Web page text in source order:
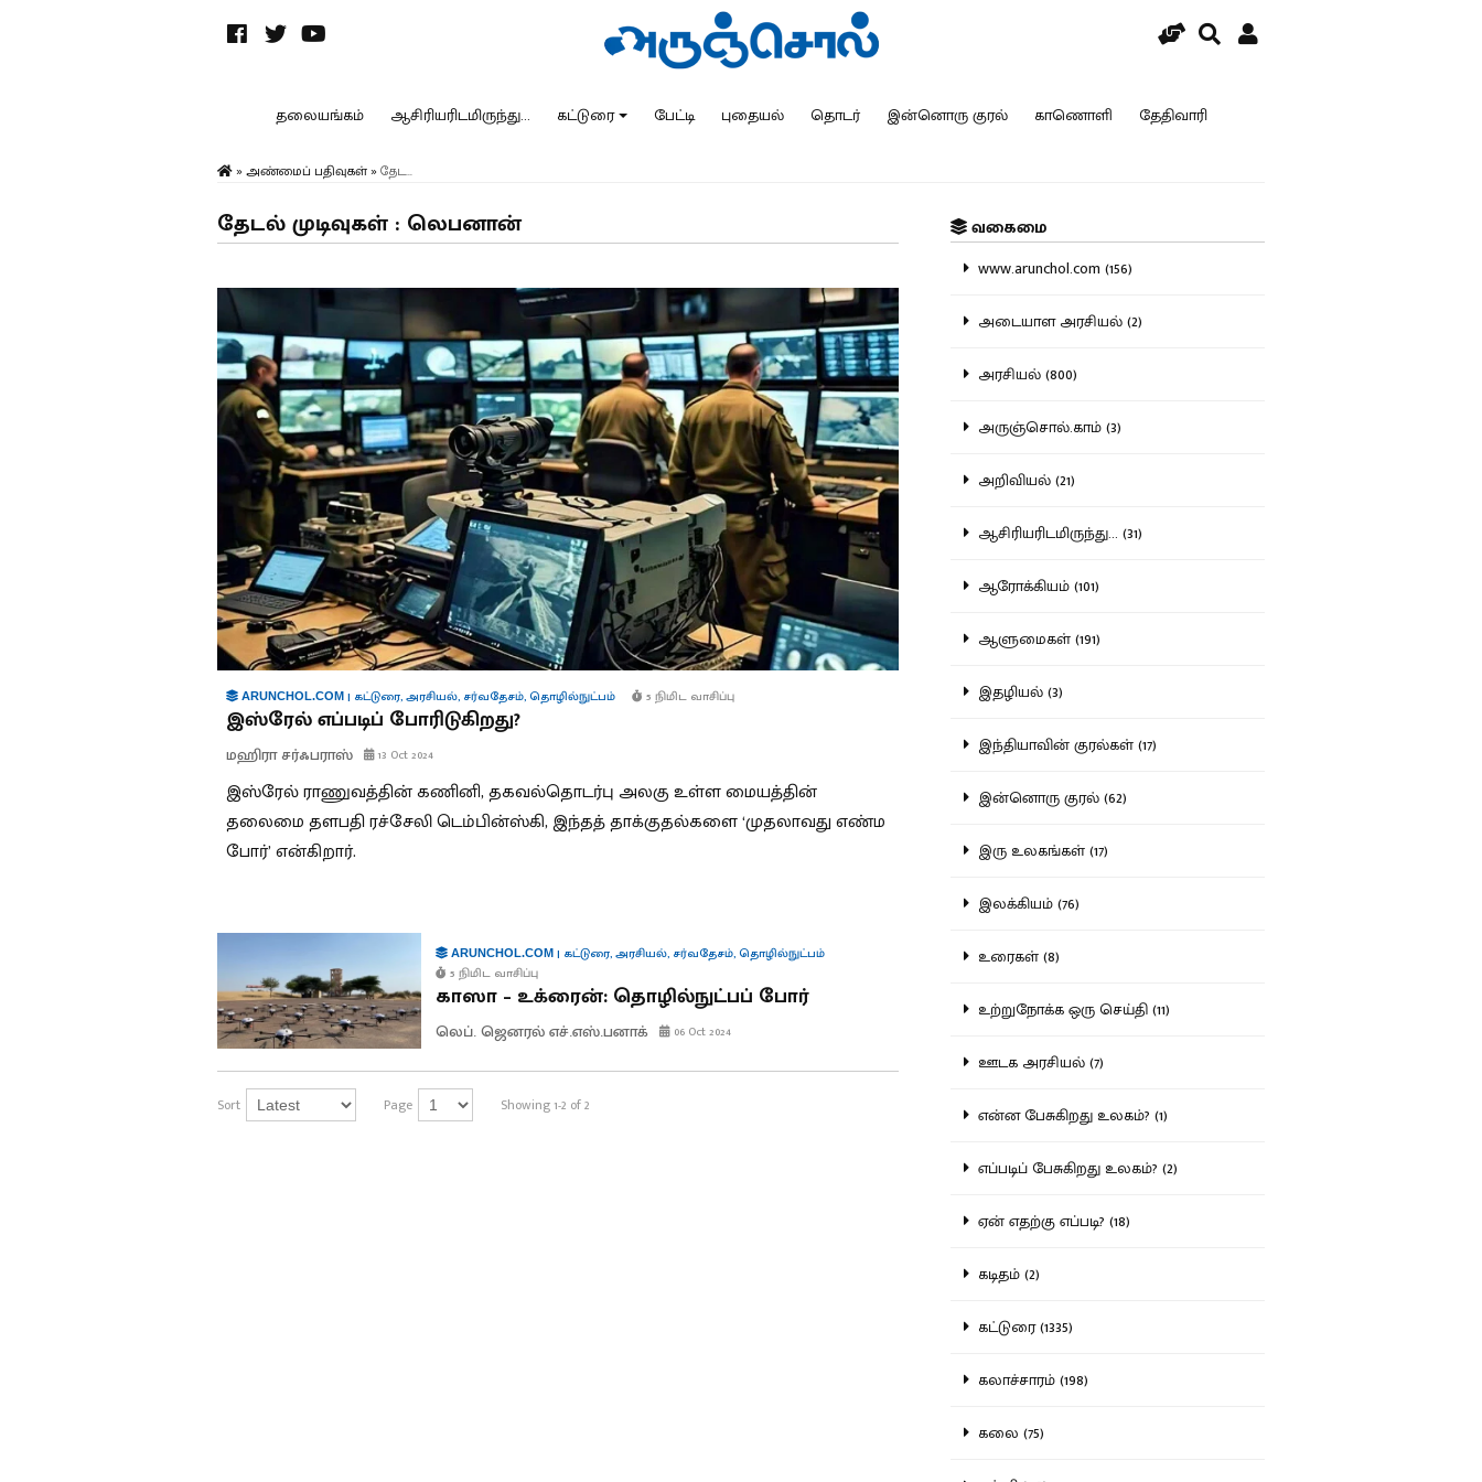
தலையங்கம் ஆசிரியரிடமிருந்து... கட்டுரை பேட்டி புதையல் தொடர் இன்னொரு குரல் காணொளி தேதிவாரி
» அண்மைப் பதிவுகள்» தேட...
தேடல் முடிவுகள் : லெபனான்
ARUNCHOL.COM | கட்டுரை,அரசியல், சர்வதேசம்,தொழில்நுட்பம் 5 நிமிட வாசிப்பு
இஸ்ரேல் எப்படிப் போரிடுகிறது?
மஹிரா சர்ஃபராஸ் 13 Oct 2024
இஸ்ரேல் ராணுவத்தின் கணினி, தகவல்தொடர்பு அலகு உள்ள மையத்தின்
தலைமை தளபதி ரச்சேலி டெம்பின்ஸ்கி, இந்தத் தாக்குதல்களை ‘முதலாவது எண்ம
போர்’ என்கிறார்.
ARUNCHOL.COM| கட்டுரை,அரசியல், சர்வதேசம்,தொழில்நுட்பம்
5 நிமிட வாசிப்பு
காஸா – உக்ரைன்: தொழில்நுட்பப் போர்
லெப். ஜெனரல் எச்.எஸ்.பனாக் 06 Oct 2024
Sort Page Showing 1-2 of 2
வகைமை
www.arunchol.com (156)
அடையாள அரசியல் (2)
அரசியல் (800)
அருஞ்சொல்.காம் (3)
அறிவியல் (21)
ஆசிரியரிடமிருந்து... (31)
ஆரோக்கியம் (101)
ஆளுமைகள் (191)
இதழியல் (3)
இந்தியாவின் குரல்கள் (17)
இன்னொரு குரல் (62)
இரு உலகங்கள் (17)
இலக்கியம் (76)
உரைகள் (8)
உற்றுநோக்க ஒரு செய்தி (11)
ஊடக அரசியல் (7)
என்ன பேசுகிறது உலகம்? (1)
எப்படிப் பேசுகிறது உலகம்? (2)
ஏன் எதற்கு எப்படி? (18)
கடிதம் (2)
கட்டுரை (1335)
கலாச்சாரம் (198)
கலை (75)